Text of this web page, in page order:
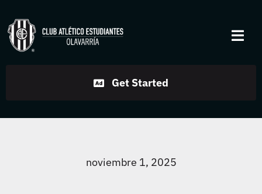
to
content
Disciplinas
Get Started
noviembre 1, 2025